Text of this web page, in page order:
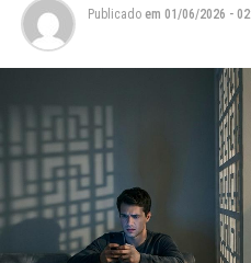
Publicado em 01/06/2026 -